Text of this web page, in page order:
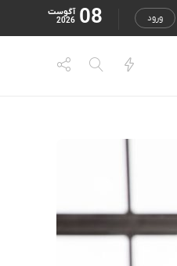
ورود 08 آگوست
2026